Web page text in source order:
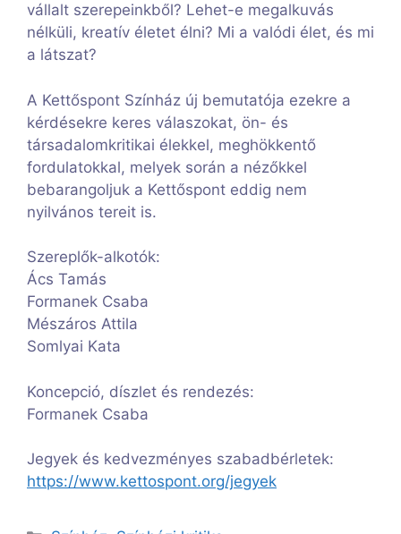
vállalt szerepeinkből? Lehet-e megalkuvás
nélküli, kreatív életet élni? Mi a valódi élet, és mi
a látszat?
A Kettőspont Színház új bemutatója ezekre a
kérdésekre keres válaszokat, ön- és
társadalomkritikai élekkel, meghökkentő
fordulatokkal, melyek során a nézőkkel
bebarangoljuk a Kettőspont eddig nem
nyilvános tereit is.
Szereplők-alkotók:
Ács Tamás
Formanek Csaba
Mészáros Attila
Somlyai Kata
Koncepció, díszlet és rendezés:
Formanek Csaba
Jegyek és kedvezményes szabadbérletek:
https://www.kettospont.org/jegyek